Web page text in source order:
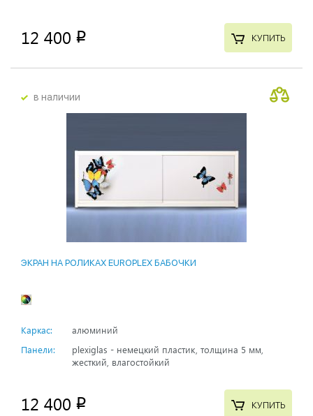
12 400 p КУПИТЬ
в наличии
ЭКРАН НА РОЛИКАХ EUROPLEX БАБОЧКИ
Каркас:
алюминий
Панели:
plexiglas - немецкий пластик, толщина 5 мм,
жесткий, влагостойкий
12 400 p КУПИТЬ